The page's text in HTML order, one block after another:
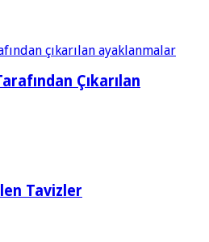
Çıkarılan
Tavizler